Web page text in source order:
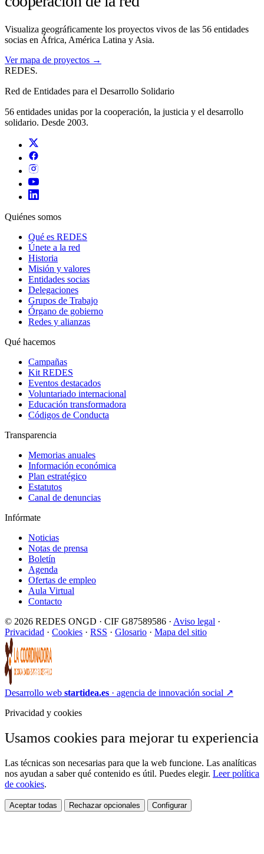
Visualiza geográficamente los proyectos vivos de las 56 entidades
socias en África, América Latina y Asia.
Ver mapa de proyectos →
REDES.
Red de Entidades para el Desarrollo Solidario
56 entidades unidas por la cooperación, la justicia y el desarrollo
solidario. Desde 2003.
Quiénes somos
Qué es REDES
Únete a la red
Historia
Misión y valores
Entidades socias
Delegaciones
Grupos de Trabajo
Órgano de gobierno
Redes y alianzas
Qué hacemos
Campañas
Kit REDES
Eventos destacados
Voluntariado internacional
Educación transformadora
Códigos de Conducta
Transparencia
Memorias anuales
Información económica
Plan estratégico
Estatutos
Canal de denuncias
Infórmate
Noticias
Notas de prensa
Boletín
Agenda
Ofertas de empleo
Aula Virtual
Contacto
© 2026 REDES ONGD · CIF G87589586 · Aviso legal ·
Privacidad · Cookies · RSS · Glosario · Mapa del sitio
Desarrollo web startidea.es · agencia de innovación social ↗
Privacidad y cookies
Usamos cookies para mejorar tu experiencia
Las técnicas son necesarias para que la web funcione. Las analíticas
nos ayudan a saber qué contenido es útil. Puedes elegir. Leer política
de cookies.
Aceptar todas Rechazar opcionales Configurar